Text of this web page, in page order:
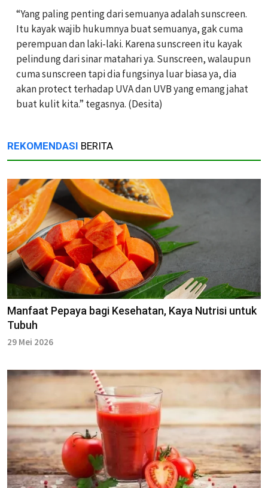
“Yang paling penting dari semuanya adalah sunscreen.
Itu kayak wajib hukumnya buat semuanya, gak cuma
perempuan dan laki-laki. Karena sunscreen itu kayak
pelindung dari sinar matahari ya. Sunscreen, walaupun
cuma sunscreen tapi dia fungsinya luar biasa ya, dia
akan protect terhadap UVA dan UVB yang emang jahat
buat kulit kita.” tegasnya. (Desita)
REKOMENDASI BERITA
Manfaat Pepaya bagi Kesehatan, Kaya Nutrisi untuk
Tubuh
29 Mei 2026